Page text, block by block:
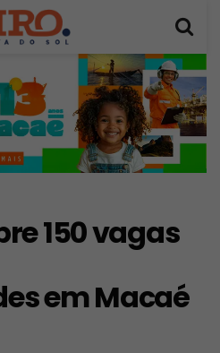
150 vagas
em Macaé